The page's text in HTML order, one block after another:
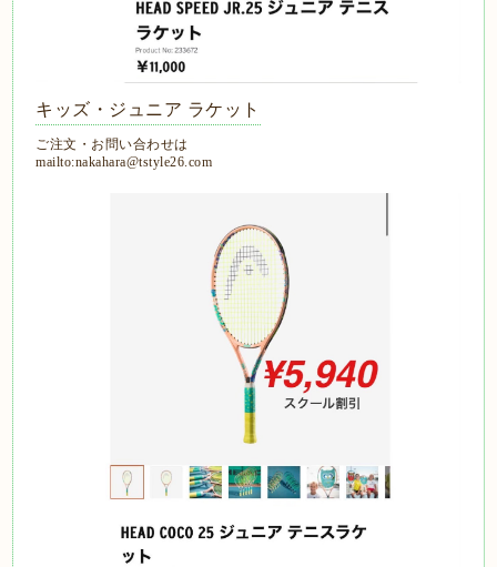
キッズ・ジュニア ラケット
ご注文・お問い合わせは
mailto:nakahara@tstyle26.com